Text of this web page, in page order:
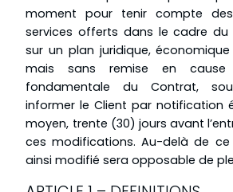
moment pour tenir compte
services offerts dans le cadre du
sur un plan juridique,
mais sans remise en cause
fondamentale du Contrat,
informer le Client par notification
moyen, trente (30) jours avant
ces modifications. Au-delà de
ainsi modifié sera opposable de